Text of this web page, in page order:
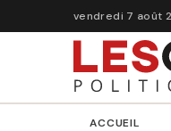
vendredi 7 août
ACCUEIL